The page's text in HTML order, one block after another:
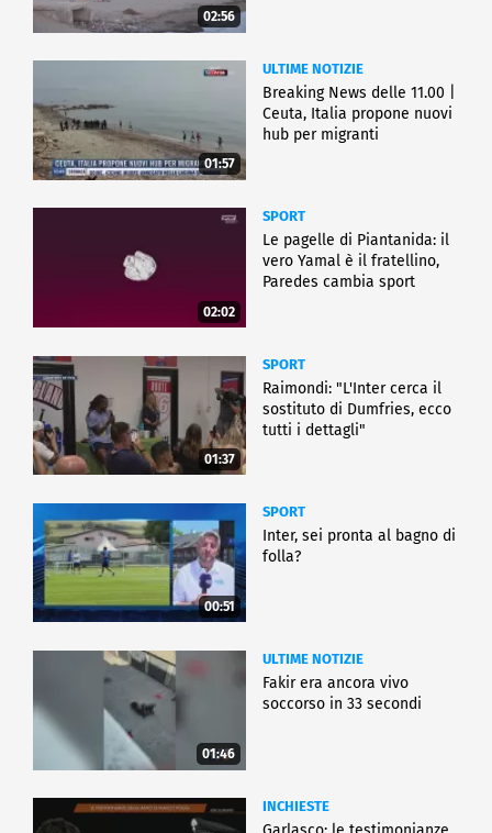
02:56
01:57
ULTIME NOTIZIE
Breaking News delle 11.00 |
Ceuta, Italia propone nuovi
hub per migranti
02:02
SPORT
Le pagelle di Piantanida: il
vero Yamal è il fratellino,
Paredes cambia sport
01:37
SPORT
Raimondi: "L'Inter cerca il
sostituto di Dumfries, ecco
tutti i dettagli"
00:51
SPORT
Inter, sei pronta al bagno di
folla?
01:46
ULTIME NOTIZIE
Fakir era ancora vivo
soccorso in 33 secondi
INCHIESTE